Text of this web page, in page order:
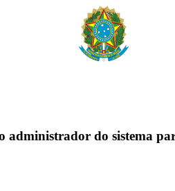
administrador do sistema